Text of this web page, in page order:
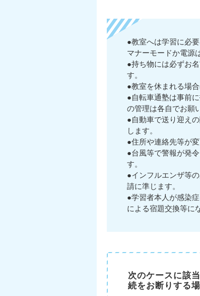
●教室へは学習に必
マナーモードか電源
●持ち物には必ずお
す。
●教室を休まれる場
●自転車通塾は事前
の管理は各自でお願
●自動車で送り迎え
します。
●住所や連絡先等が
●台風等で警報が発
す。
●インフルエンザ等
請に準じます。
●学習者本人が感染
による宿題交換等に
次のケースに該
続をお断りする